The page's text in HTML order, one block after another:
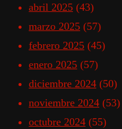
abril 2025 (43)
marzo 2025 (57)
febrero 2025 (45)
enero 2025 (57)
diciembre 2024 (50)
noviembre 2024 (53)
octubre 2024 (55)